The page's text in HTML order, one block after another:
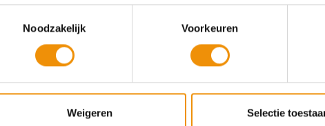
Noodzakelijk
Voorkeuren
Weigeren Selectie
Ik ga akkoord met het
(bijzondere)
privacy statement. Wanneer ik